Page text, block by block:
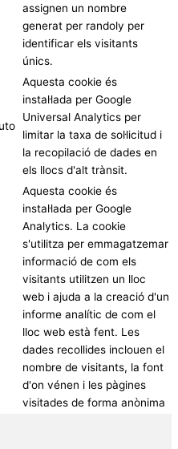
assignen un nombre
generat per randoly per
identificar els visitants
únics.
Aquesta cookie és
instal·lada per Google
Universal Analytics per
limitar la taxa de sol·licitud i
la recopilació de dades en
els llocs d'alt trànsit.
Aquesta cookie és
instal·lada per Google
Analytics. La cookie
s'utilitza per emmagatzemar
informació de com els
visitants utilitzen un lloc
web i ajuda a la creació d'un
informe analític de com el
lloc web està fent. Les
dades recollides inclouen el
nombre de visitants, la font
d'on vénen i les pàgines
visitades de forma anònima